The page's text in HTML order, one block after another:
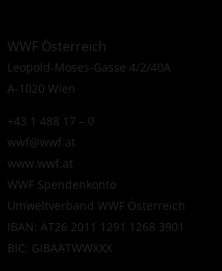
WWF Österreich
Leopold-Moses-Gasse 4/2/40A
A-1020 Wien
+43 1 488 17 – 0
wwf@wwf.at
www.wwf.at
WWF Spendenkonto
Umweltverband WWF Österreich
IBAN: AT26 2011 1291 1268 3901
BIC: GIBAATWWXXX